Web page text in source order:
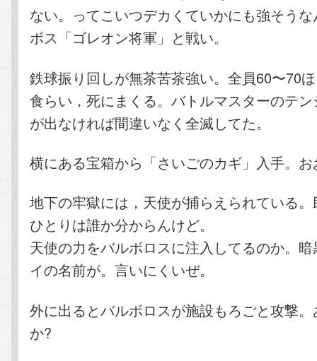
ない。ってこいつデカくていかにも強そう
ボス「ゴレオン将軍」と戦い。
鉄球振り回しが無茶苦茶強い。全員60〜70
食らい，死にまくる。バトルマスターのテ
が出なければ間違いなく全滅してた。
横にある宝箱から「さいごのカギ」入手。
地下の牢獄には，天使が捕らえられている
ひとりは誰か分からんけど。
天使の力をバルボロスに注入してるのか。
イの名前が。言いにくいぜ。
外に出るとバルボロスが施設もろごと攻撃
か?